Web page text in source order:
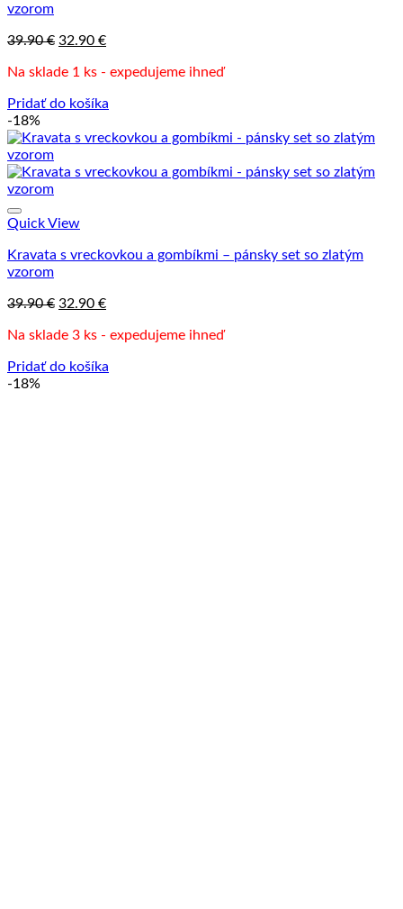
vzorom
39.90€ Pôvodná
bola:
32.90 €Aktuálna
je:
Na sklade 1 ks - expedujeme ihneď
Pridať do košíka
-18%
Quick View
Kravata s vreckovkou a gombíkmi – pánsky set so zlatým
vzorom
39.90€ Pôvodná
bola:
32.90 €Aktuálna
je:
Na sklade 3 ks - expedujeme ihneď
Pridať do košíka
-18%